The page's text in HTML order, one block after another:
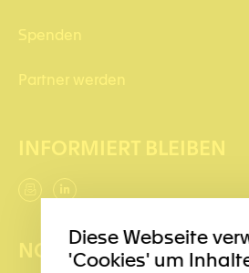
Spenden
Partner werden
INFORMIERT BLEIBEN
NOTRUFNUMMERN
Diese Webseite
'Cookies' um